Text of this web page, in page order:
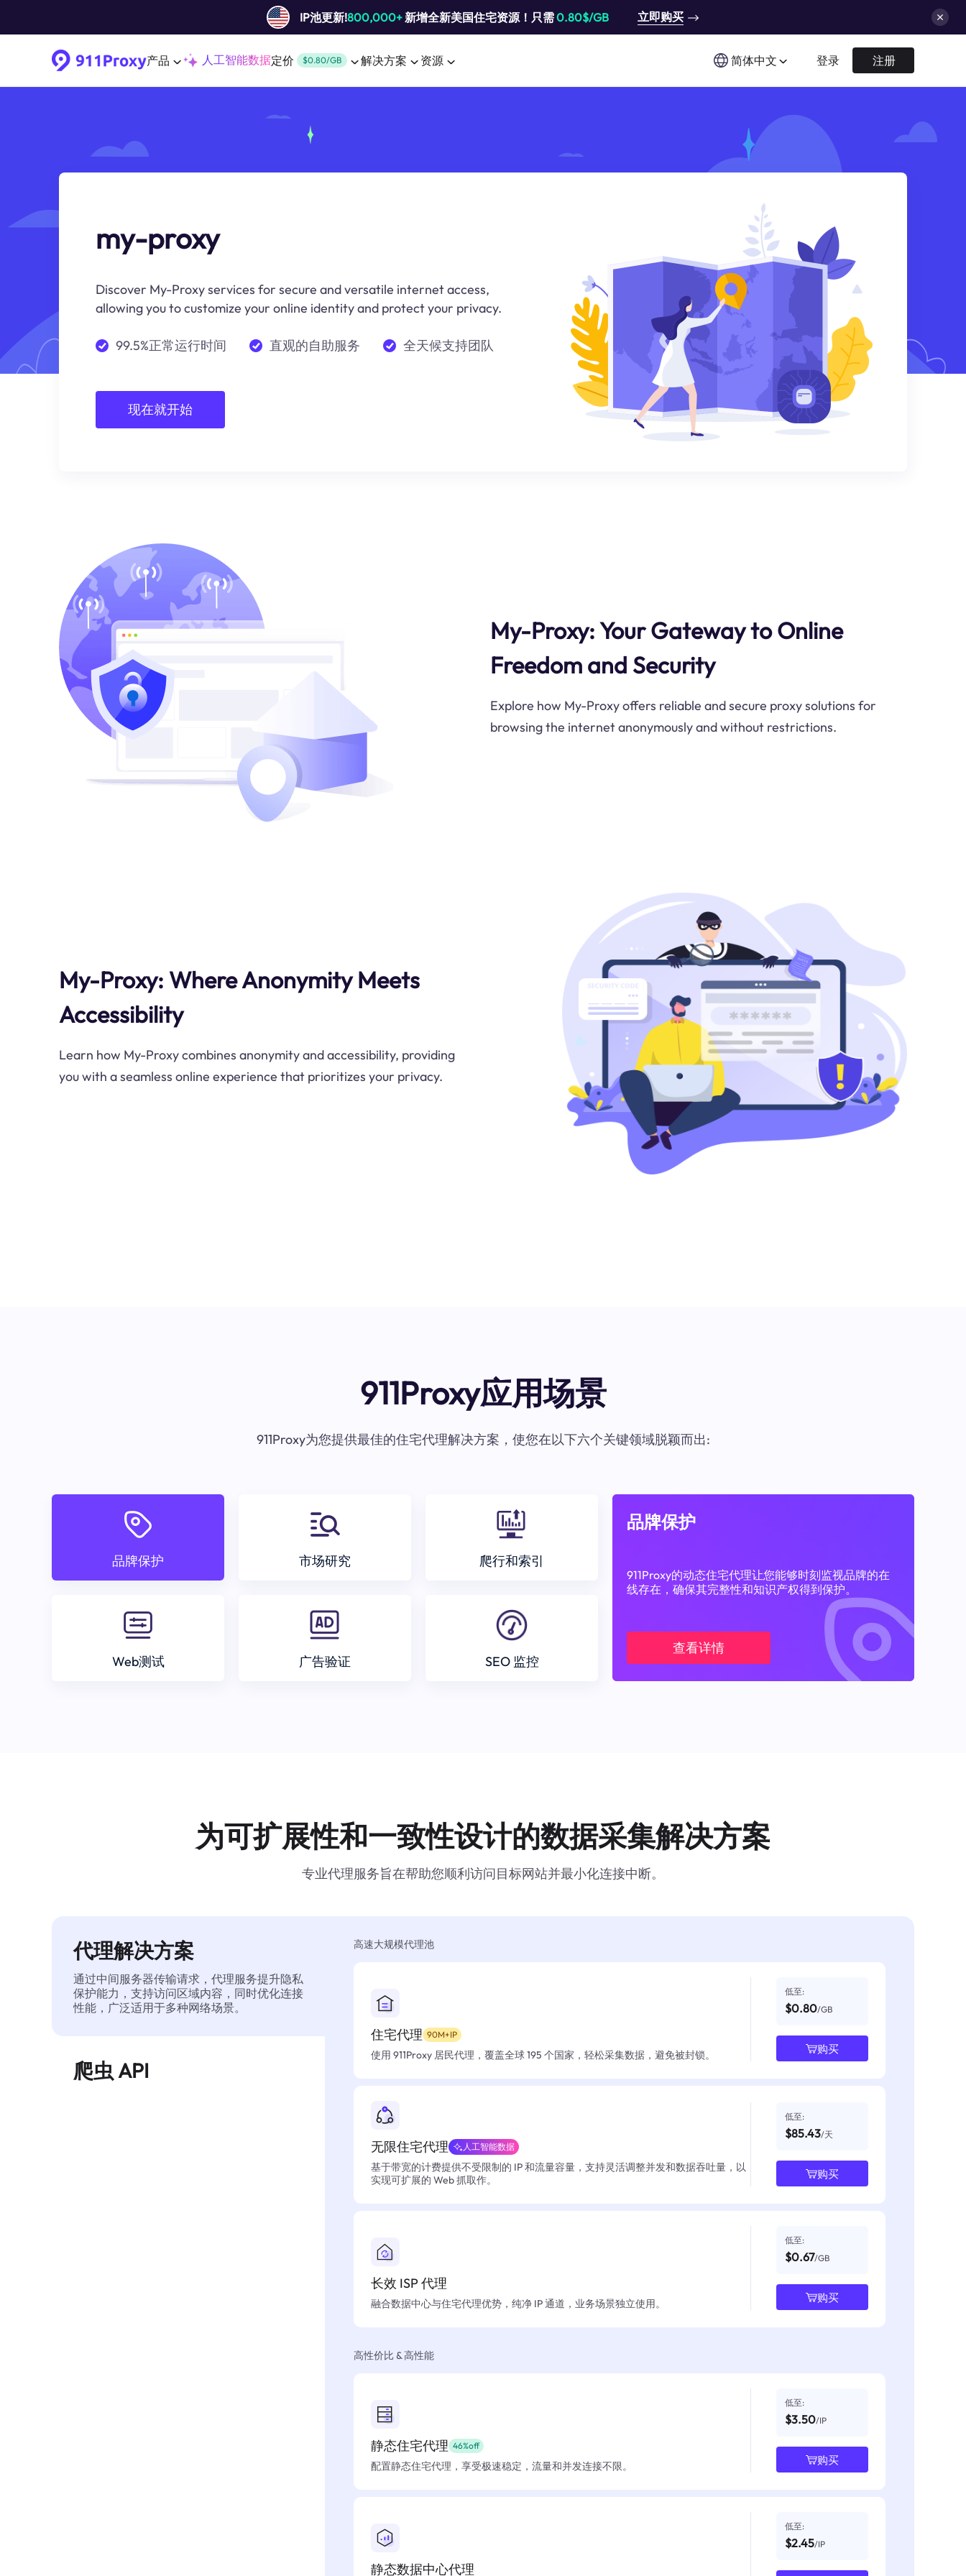
IP池更新!800,000+新增全新美国住宅资源！只需0.80$/GB 立即购买
产品 人工智能数据定价 $0.80/GB 解决方案 资源 简体中文 登录 注册
my-proxy
Discover My-Proxy services for secure and versatile internet access,
allowing you to customize your online identity and protect your privacy.
99.5%正常运行时间 直观的自助服务 全天候支持团队
现在就开始
My-Proxy: Your Gateway to Online
Freedom and Security
Explore how My-Proxy offers reliable and secure proxy solutions for
browsing the internet anonymously and without restrictions.
My-Proxy: Where Anonymity Meets
Accessibility
Learn how My-Proxy combines anonymity and accessibility, providing
you with a seamless online experience that prioritizes your privacy.
911Proxy应用场景
911Proxy为您提供最佳的住宅代理解决方案，使您在以下六个关键领域脱颖而出:
品牌保护 市场研究 爬行和索引
Web测试 广告验证 SEO 监控
品牌保护
911Proxy的动态住宅代理让您能够时刻监视品牌的在
线存在，确保其完整性和知识产权得到保护。
查看详情
为可扩展性和一致性设计的数据采集解决方案
专业代理服务旨在帮助您顺利访问目标网站并最小化连接中断。
代理解决方案
通过中间服务器传输请求，代理服务提升隐私
保护能力，支持访问区域内容，同时优化连接
性能，广泛适用于多种网络场景。
爬虫 API
高速大规模代理池
住宅代理 90M+IP
使用 911Proxy 居民代理，覆盖全球 195 个国家，轻松采集数据，避免被封锁。
低至:
$0.80/GB
购买
无限住宅代理 人工智能数据
基于带宽的计费提供不受限制的 IP 和流量容量，支持灵活调整并发和数据吞吐量，以
实现可扩展的 Web 抓取作。
低至:
$85.43/天
购买
长效 ISP 代理
融合数据中心与住宅代理优势，纯净 IP 通道，业务场景独立使用。
低至:
$0.67/GB
购买
高性价比 & 高性能
静态住宅代理 46%off
配置静态住宅代理，享受极速稳定，流量和并发连接不限。
低至:
$3.50/IP
购买
静态数据中心代理
低至:
$2.45/IP